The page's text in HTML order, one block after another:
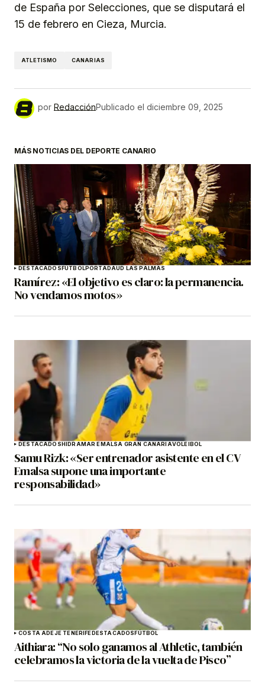
de España por Selecciones, que se disputará el
15 de febrero en Cieza, Murcia.
ATLETISMO CANARIAS
por RedacciónPublicado el diciembre 09, 2025
MÁS NOTICIAS DEL DEPORTE CANARIO
DESTACADOSFÚTBOLPORTADAUD LAS PALMAS
Ramírez: «El objetivo es claro: la permanencia.
No vendamos motos»
DESTACADOSHIDRAMAR EMALSA GRAN CANARIAVOLEIBOL
Samu Rizk: «Ser entrenador asistente en el CV
Emalsa supone una importante
responsabilidad»
COSTA ADEJE TENERIFEDESTACADOSFÚTBOL
Aithiara: “No solo ganamos al Athletic, también
celebramos la victoria de la vuelta de Pisco”